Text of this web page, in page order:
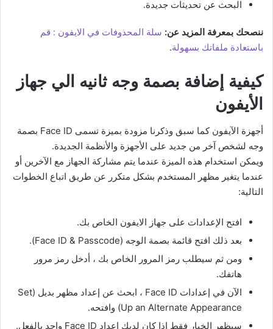
البحث عن تحديثات جديدة.
ننصحك بمعرفة المزيد عن: سلة المحذوفات في الايفون : قم
باستعادة ملفاتك بسهولة.
كيفية إضافة بصمة وجه ثانيه الي جهاز
الأيفون
أجهزة الآيفون كما سبق وذكرنا مزودة بميزة تسمى Face ID بصمة
وجه لشخص آخر من جديد على الأجهزة والأنظمة الجديدة.
ويمكن استخدام هذه الميزة عندما يتم مشاركة الجهاز مع الآخرين أو
عندما يتغير مظهر المستخدم بشكل متكرر عن طريق اتباع الخطوات
التالية:
افتح الإعدادات على جهاز الايفون الخاص بك.
بعد ذلك افتح قائمة بصمة الوجه (Face ID & Passcode).
ومن ثم سيطلب رمز المرور الخاص بك ، أدخل رمز مرور
هاتفك.
الآن في إعدادات Face ID ، ابحث عن إعداد مظهر بديل (Set
Up an Alternate Appearance) وافتحه.
سيظهر الخيار فقط إذا كان لديك إعداد Face ID واحد بالفعل.